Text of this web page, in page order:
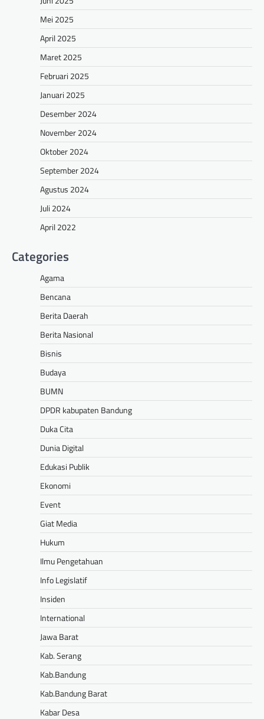
Mei 2025
April 2025
Maret 2025
Februari 2025
Januari 2025
Desember 2024
November 2024
Oktober 2024
September 2024
Agustus 2024
Juli 2024
April 2022
Categories
Agama
Bencana
Berita Daerah
Berita Nasional
Bisnis
Budaya
BUMN
DPDR kabupaten Bandung
Duka Cita
Dunia Digital
Edukasi Publik
Ekonomi
Event
Giat Media
Hukum
Ilmu Pengetahuan
Info Legislatif
Insiden
International
Jawa Barat
Kab. Serang
Kab.Bandung
Kab.Bandung Barat
Kabar Desa